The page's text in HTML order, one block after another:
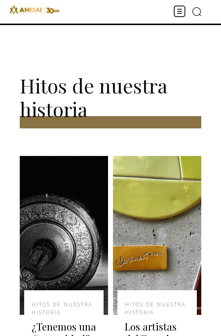
Hitos de nuestra
historia
HITOS DE NUESTRA
HISTORIA
¿Tenemos una
HITOS DE NUESTRA
HISTORIA
Los artistas